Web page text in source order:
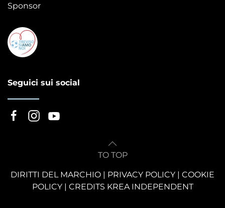
Sponsor
Seguici sui social
TO TOP
DIRITTI DEL MARCHIO | PRIVACY POLICY | COOKIE
POLICY| CREDITS KREA INDEPENDENT